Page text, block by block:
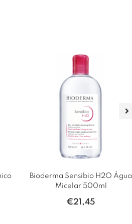
Bioderma Sensibio H2O Água
Micelar 500ml
€21,45